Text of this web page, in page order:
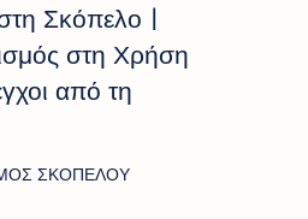
Σκόπελο |
στη Χρήση
από τη